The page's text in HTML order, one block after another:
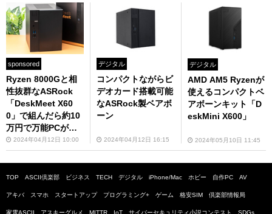
sponsored
Ryzen 8000Gと相
性抜群なASRock
「DeskMeet X60
0」で組んだら約10
万円で万能PCがで
きた！
2024年04月12日 10:00
デジタル
コンパクトながらビ
デオカード搭載可能
なASRock製ベアボ
ーン
2024年04月12日 16:15
デジタル
AMD AM5 Ryzenが
使えるコンパクトベ
アボーンキット「D
eskMini X600」
2024年05月10日 11:45
TOP ASCII倶楽部 ビジネス TECH デジタル iPhone/Mac ホビー 自作PC AV
アキバ スマホ スタートアップ プログラミング+ ゲーム 格安SIM 倶楽部情報局
家電ASCII アスキーグルメ MITTR IoT サイバーセキュリティ小説コンテスト SDGs